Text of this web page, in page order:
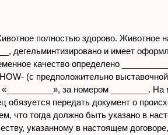
полностью здорово. Животное
дегельминтизировано и имеет
качество определено
(с предположительно
«__________», за номером ________.
передать документ о
что тогда должно быть указано в
указанному в настоящем